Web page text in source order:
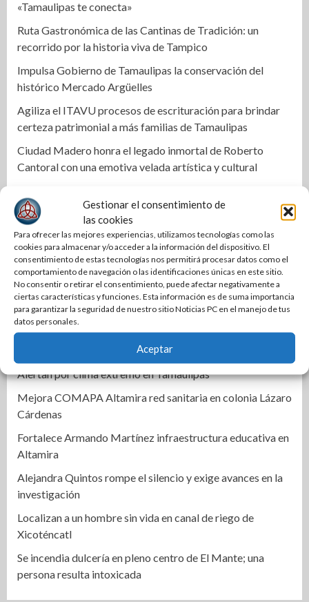
Gestionar el consentimiento de
las cookies
Para ofrecer las mejores experiencias, utilizamos tecnologías como las
cookies para almacenar y/o acceder a la información del dispositivo. El
consentimiento de estas tecnologías nos permitirá procesar datos como el
comportamiento de navegación o las identificaciones únicas en este sitio.
No consentir o retirar el consentimiento, puede afectar negativamente a
ciertas características y funciones. Esta información es de suma importancia
para garantizar la seguridad de nuestro sitio Noticias PC en el manejo de tus
datos personales.
Aceptar
«Tamaulipas te conecta»
Ruta Gastronómica de las Cantinas de Tradición: un
recorrido por la historia viva de Tampico
Impulsa Gobierno de Tamaulipas la conservación del
histórico Mercado Argüelles
Agiliza el ITAVU procesos de escrituración para brindar
certeza patrimonial a más familias de Tamaulipas
Ciudad Madero honra el legado inmortal de Roberto
Cantoral con una emotiva velada artística y cultural
Llama Abraham Vargas a recuperar la confianza de la base
trabajadora del ISSSTE en Tamaulipas
Mónica Villarreal impulsa la transformación de la entrada
al Centro Histórico de Tampico
Activa IMSS protocolos por embarazo de niña de 11 años
en Matamoros
Cabalgata une a los pueblos: Olga Sosa en el 399
Alertan por clima extremo en Tamaulipas
Mejora COMAPA Altamira red sanitaria en colonia Lázaro
Cárdenas
Fortalece Armando Martínez infraestructura educativa en
Altamira
Alejandra Quintos rompe el silencio y exige avances en la
investigación
Localizan a un hombre sin vida en canal de riego de
Xicoténcatl
Se incendia dulcería en pleno centro de El Mante; una
persona resulta intoxicada